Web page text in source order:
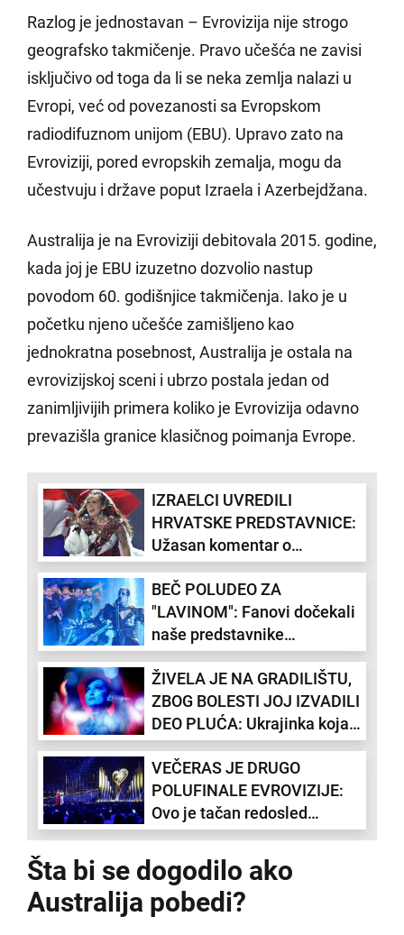
Razlog je jednostavan – Evrovizija nije strogo
geografsko takmičenje. Pravo učešća ne zavisi
isključivo od toga da li se neka zemlja nalazi u
Evropi, već od povezanosti sa Evropskom
radiodifuznom unijom (EBU). Upravo zato na
Evroviziji, pored evropskih zemalja, mogu da
učestvuju i države poput Izraela i Azerbejdžana.
Australija je na Evroviziji debitovala 2015. godine,
kada joj je EBU izuzetno dozvolio nastup
povodom 60. godišnjice takmičenja. Iako je u
početku njeno učešće zamišljeno kao
jednokratna posebnost, Australija je ostala na
evrovizijskoj sceni i ubrzo postala jedan od
zanimljivijih primera koliko je Evrovizija odavno
prevazišla granice klasičnog poimanja Evrope.
IZRAELCI UVREDILI
HRVATSKE PREDSTAVNICE:
Užasan komentar o
njihovom nastupu postao
viralan - one im oštro
odgovorile
BEČ POLUDEO ZA
"LAVINOM": Fanovi dočekali
naše predstavnike
ovacijama i gromoglasim
aplauzom
ŽIVELA JE NA GRADILIŠTU,
ZBOG BOLESTI JOJ IZVADILI
DEO PLUĆA: Ukrajinka koja
je osvojila Evrovizijisku
scenu prošla kroz pakao
VEČERAS JE DRUGO
POLUFINALE EVROVIZIJE:
Ovo je tačan redosled
nastupa, dve zemlje su
ozbiljni favoriti
Šta bi se dogodilo ako
Australija pobedi?